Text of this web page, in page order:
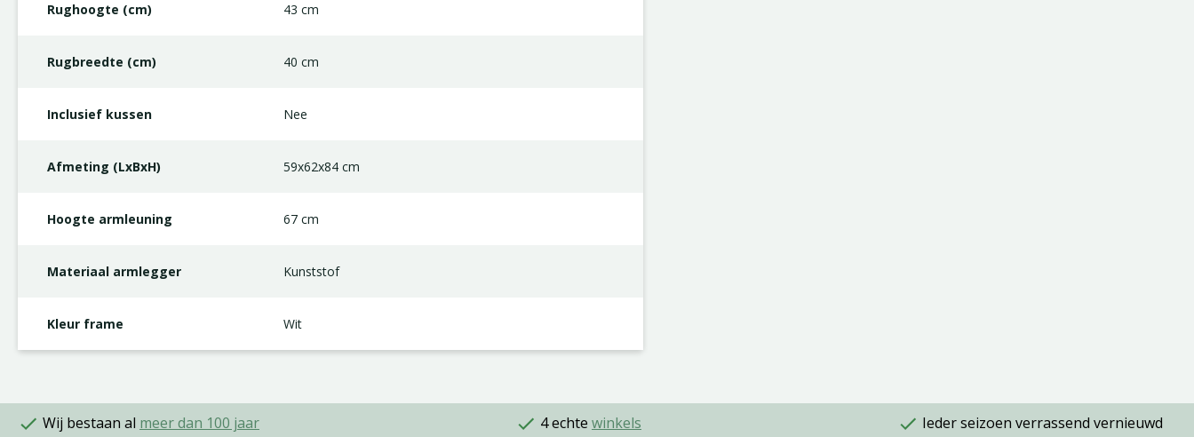
Rughoogte (cm) 43 cm
Rugbreedte (cm) 40 cm
Inclusief kussen Nee
Afmeting (LxBxH) 59x62x84 cm
Hoogte armleuning 67 cm
Materiaal armlegger Kunststof
Kleur frame Wit
Wij bestaan al meer dan 100 jaar 4 echte winkels Ieder seizoen verrassend vernieuwd